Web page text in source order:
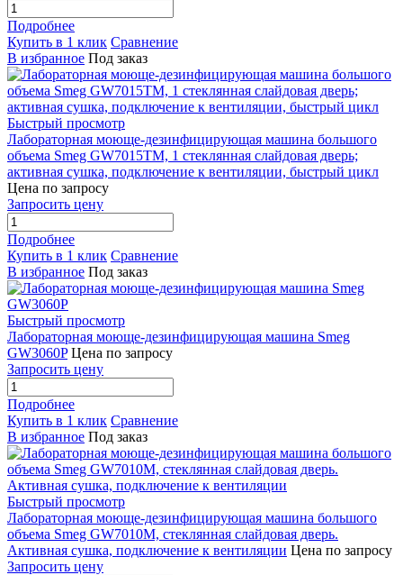
Подробнее
Купить в 1 клик Сравнение
В избранное Под заказ
Быстрый просмотр
Лабораторная моюще-дезинфицирующая машина большого
объема Smeg GW7015TM, 1 стеклянная слайдовая дверь;
активная сушка, подключение к вентиляции, быстрый цикл
Цена по запросу
Запросить цену
Подробнее
Купить в 1 клик Сравнение
В избранное Под заказ
Быстрый просмотр
Лабораторная моюще-дезинфицирующая машина Smeg
GW3060P Цена по запросу
Запросить цену
Подробнее
Купить в 1 клик Сравнение
В избранное Под заказ
Быстрый просмотр
Лабораторная моюще-дезинфицирующая машина большого
объема Smeg GW7010M, стеклянная слайдовая дверь.
Активная сушка, подключение к вентиляции Цена по запросу
Запросить цену